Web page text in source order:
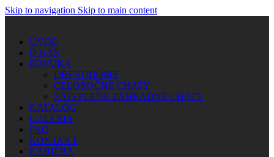
Skip to navigation Skip to main content
ÚVOD
O NÁS
PONUKA
DREVODOMY
CELOROČNÉ CHATY
ZATEPLENÉ ZÁHRADNÉ CHATY
KATALÓG
GALÉRIA
FAQ
KONTAKT
KARIÉRA